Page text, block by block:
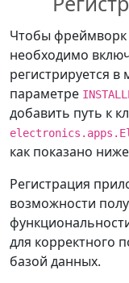
Чтобы фреймворк
необходимо
регистрируется
параметре
добавить путь к
как показано
Регистрация
возможности
для корректного
базой данных.